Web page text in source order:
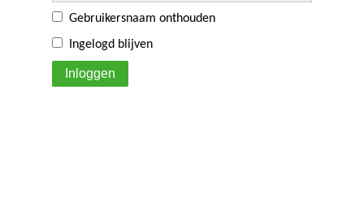
Gebruikersnaam onthouden
Ingelogd blijven
Inloggen